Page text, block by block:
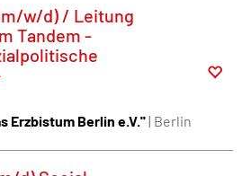
w/d) / Leitung
Tandem -
Erzbistum Berlin e.V.''| Berlin